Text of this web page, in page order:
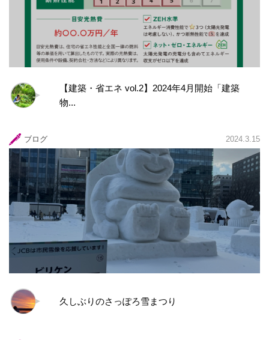
【建築・省エネ vol.2】2024年4月開始「建築
物...
ブログ 2024.3.15
久しぶりのさっぽろ雪まつり